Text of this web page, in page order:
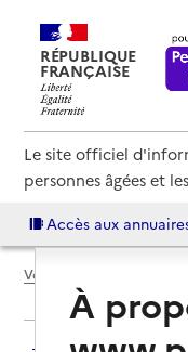
RÉPUBLIQUE
FRANÇAISE
Le site officiel
personnes âgées et
Accès aux
Voir le fil d’Ariane
Retour aux
À